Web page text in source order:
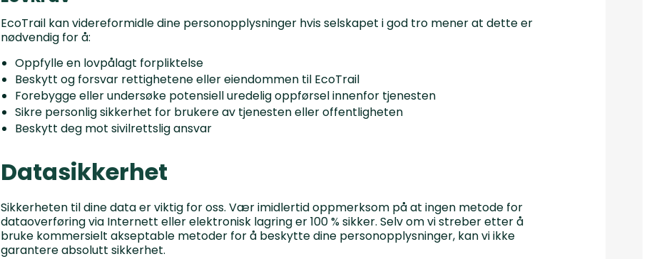
EcoTrail kan videreformidle dine personopplysninger hvis selskapet i god tro mener at dette er
nødvendig for å:
Oppfylle en lovpålagt forpliktelse
Beskytt og forsvar rettighetene eller eiendommen til EcoTrail
Forebygge eller undersøke potensiell uredelig oppførsel innenfor tjenesten
Sikre personlig sikkerhet for brukere av tjenesten eller offentligheten
Beskytt deg mot sivilrettslig ansvar
Datasikkerhet
Sikkerheten til dine data er viktig for oss. Vær imidlertid oppmerksom på at ingen metode for
dataoverføring via Internett eller elektronisk lagring er 100 % sikker. Selv om vi streber etter å
bruke kommersielt akseptable metoder for å beskytte dine personopplysninger, kan vi ikke
garantere absolutt sikkerhet.